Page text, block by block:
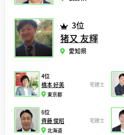
3位
猪又 友輝
愛知県
4位
橋本 好美
宅建士
東京都
6位
齊藤 俊昭
宅建士
北海道